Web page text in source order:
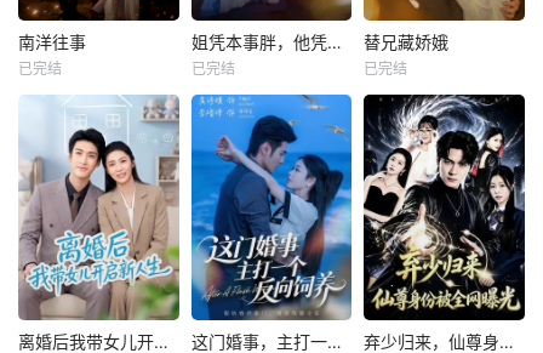
南洋往事
已完结
姐凭本事胖，他凭本事追
已完结
替兄藏娇娥
已完结
离婚后我带女儿开启新人生 这门婚事，主打一个反向饲养 弃少归来，仙尊身份被全网曝光